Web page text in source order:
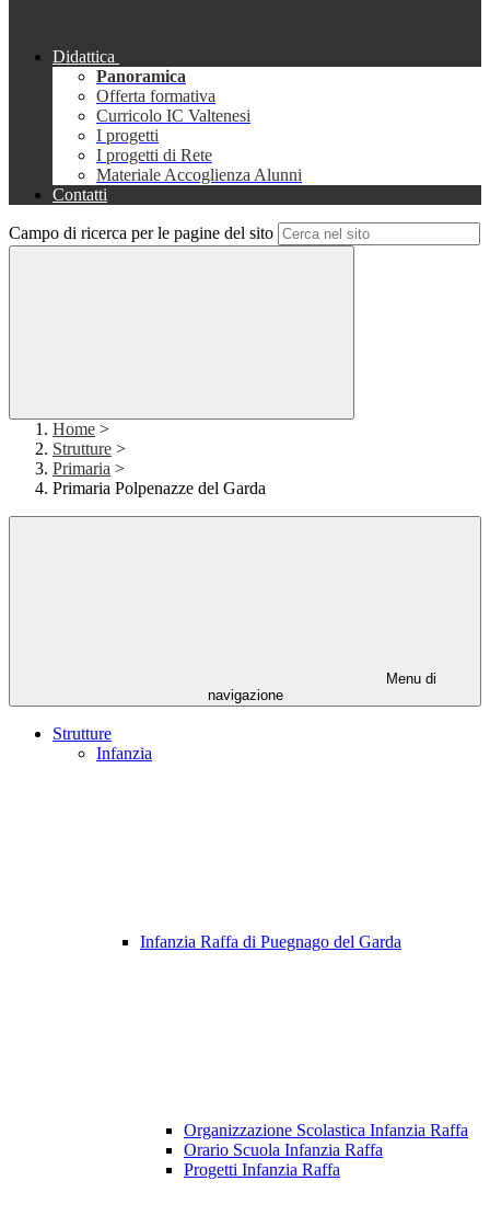
Didattica
Panoramica
Offerta formativa
Curricolo IC Valtenesi
I progetti
I progetti di Rete
Materiale Accoglienza Alunni
Contatti
Campo di ricerca per le pagine del sito
Home >
Strutture >
Primaria >
Primaria Polpenazze del Garda
Menu di
navigazione
Strutture
Infanzia
Infanzia Raffa di Puegnago del Garda
Organizzazione Scolastica Infanzia Raffa
Orario Scuola Infanzia Raffa
Progetti Infanzia Raffa